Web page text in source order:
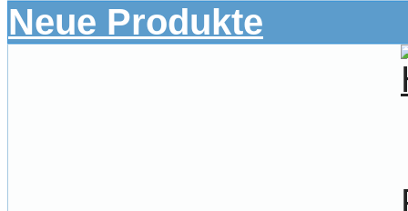
Neue Produkte